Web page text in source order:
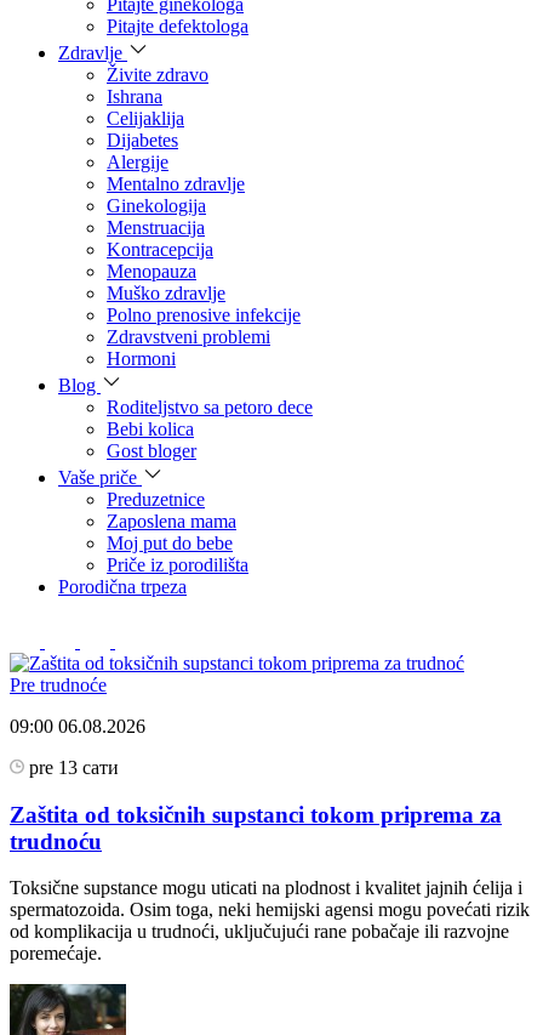
Pitajte ginekologa
Pitajte defektologa
Zdravlje
Živite zdravo
Ishrana
Celijaklija
Dijabetes
Alergije
Mentalno zdravlje
Ginekologija
Menstruacija
Kontracepcija
Menopauza
Muško zdravlje
Polno prenosive infekcije
Zdravstveni problemi
Hormoni
Blog
Roditeljstvo sa petoro dece
Bebi kolica
Gost bloger
Vaše priče
Preduzetnice
Zaposlena mama
Moj put do bebe
Priče iz porodilišta
Porodična trpeza
Pre trudnoće
09:00 06.08.2026
pre 13 сати
Zaštita od toksičnih supstanci tokom priprema za
trudnoću
Toksične supstance mogu uticati na plodnost i kvalitet jajnih ćelija i
spermatozoida. Osim toga, neki hemijski agensi mogu povećati rizik
od komplikacija u trudnoći, uključujući rane pobačaje ili razvojne
poremećaje.